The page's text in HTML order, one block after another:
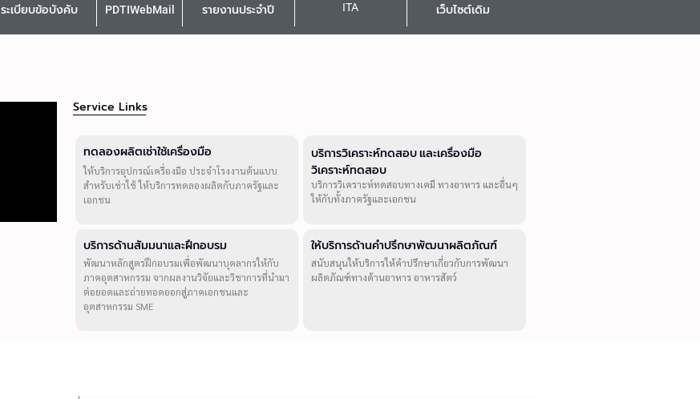
ระเบียบข้อบังคับ PDTIWebMail รายงานประจำปี ITA เว็บไซต์เดิม
Service Links
ทดลองผลิตเช่าใช้เครื่องมือ
ให้บริการอุปกรณ์เครื่องมือ ประจำโรงงานต้นแบบ
สำหรับเช่าใช้ ให้บริการทดลองผลิตกับภาครัฐและ
เอกชน
บริการวิเคราะห์ทดสอบ และเครื่องมือ
วิเคราะห์ทดสอบ
บริการวิเคราะห์ทดสอบทางเคมี ทางอาหาร และอื่นๆ
ให้กับทั้งภาครัฐและเอกชน
บริการด้านสัมมนาและฝึกอบรม
พัฒนาหลักสูตรฝึกอบรมเพื่อพัฒนาบุคลากรให้กับ
ภาคอุตสาหกรรม จากผลงานวิจัยและวิชาการที่นำมา
ต่อยอดและถ่ายทอดออกสู่ภาคเอกชนและ
อุตสาหกรรม SME
ให้บริการด้านคำปรึกษาพัฒนาผลิตภัณฑ์
สนับสนุนให้บริการให้คำปรึกษาเกี่ยวกับการพัฒนา
ผลิตภัณฑ์ทางด้านอาหาร อาหารสัตว์